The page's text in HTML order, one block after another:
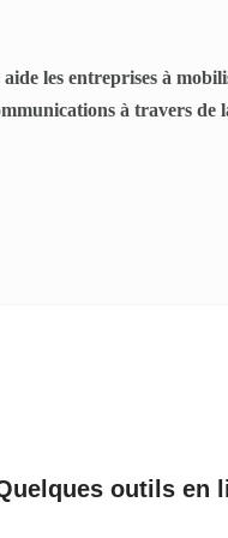
les entreprises à
à travers de
outils en